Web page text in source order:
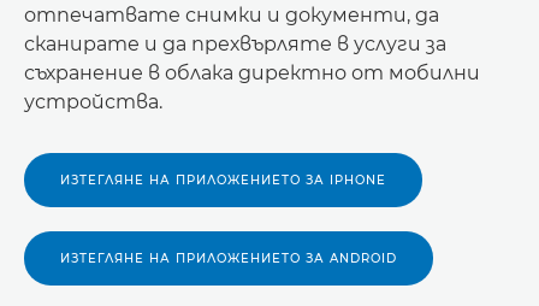
отпечатвате снимки и документи, да
сканирате и да прехвърляте в услуги за
съхранение в облака директно от мобилни
устройства.
ИЗТЕГЛЯНЕ НА ПРИЛОЖЕНИЕТО ЗА IPHONE
ИЗТЕГЛЯНЕ НА ПРИЛОЖЕНИЕТО ЗА ANDROID